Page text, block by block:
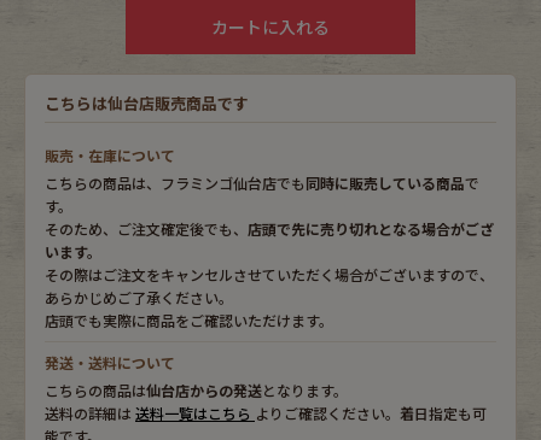
小物・アクセサリーから探す
Eye Wear
Bag
Accessory Shoes
Belt antique goods
FAFATT
カートに入れる
こちらは仙台店販売商品です
販売・在庫について
こちらの商品は、フラミンゴ仙台店でも同時に販売している商品で
す。
そのため、ご注文確定後でも、 店頭で先に売り切れとなる場合がござ
います。
その際はご注文をキャンセルさせていただく場合がございますので、
あらかじめご了承ください。
店頭でも実際に商品をご確認いただけます。
発送・送料について
こちらの商品は仙台店からの発送となります。
送料の詳細は 送料一覧はこちら よりご確認ください。着日指定も可
能です。